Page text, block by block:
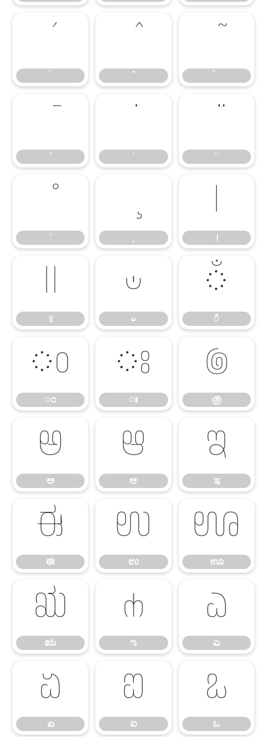
।।
॥
॥ ಀ
ಀ ಁ
ಁ
ಂ
ಂ ಃ
ಃ ಄
಄
ಅ
ಅ ಆ
ಆ ಇ
ಇ
ಈ
ಈ ಉ
ಉ ಊ
ಊ
ಋ
ಋ ಌ
ಌ ಎ
ಎ
ಏ
ಏ ಐ
ಐ ಒ
ಒ